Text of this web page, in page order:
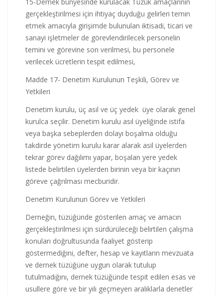
gerçekleştirilmesi için ihtiyaç duyduğu gelirleri temin
etmek amacıyla girişimde bulunulan iktisadi, ticari ve
sanayi işletmeler de görevlendirilecek personelin
temini ve görevine son verilmesi, bu personele
verilecek ücretlerin tespit edilmesi,
Madde 17- Denetim Kurulunun Teşkili, Görev ve
Yetkileri
Denetim kurulu, üç asıl ve üç yedek üye olarak genel
kurulca seçilir. Denetim kurulu asıl üyeliğinde istifa
veya başka sebeplerden dolayı boşalma olduğu
takdirde yönetim kurulu karar alarak asil üyelerden
tekrar görev dağılımı yapar, boşalan yere yedek
listede belirtilen üyelerden birinin veya bir kaçının
göreve çağrılması mecburidir.
Denetim Kurulunun Görev ve Yetkileri
Derneğin, tüzüğünde gösterilen amaç ve amacın
gerçekleştirilmesi için sürdürüleceği belirtilen çalışma
konuları doğrultusunda faaliyet gösterip
göstermediğini, defter, hesap ve kayıtların mevzuata
ve dernek tüzüğüne uygun olarak tutulup
tutulmadığını, dernek tüzüğünde tespit edilen esas ve
usullere göre ve bir yılı geçmeyen aralıklarla denetler